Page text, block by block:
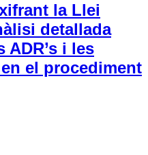
la Llei
detallada
ADR’s i les
el procediment